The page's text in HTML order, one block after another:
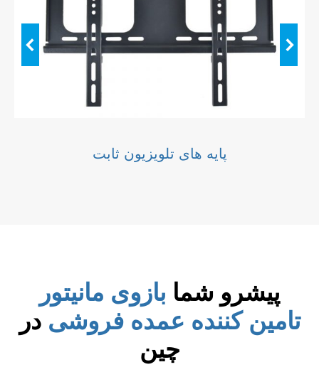
پایه های تلویزیون ثابت
پیشرو شما بازوی مانیتور
تامین کننده عمده فروشی در
چین